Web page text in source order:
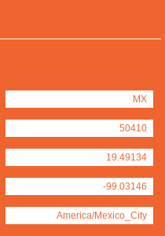
MX
50410
19.49134
-99.03146
America/Mexico_City